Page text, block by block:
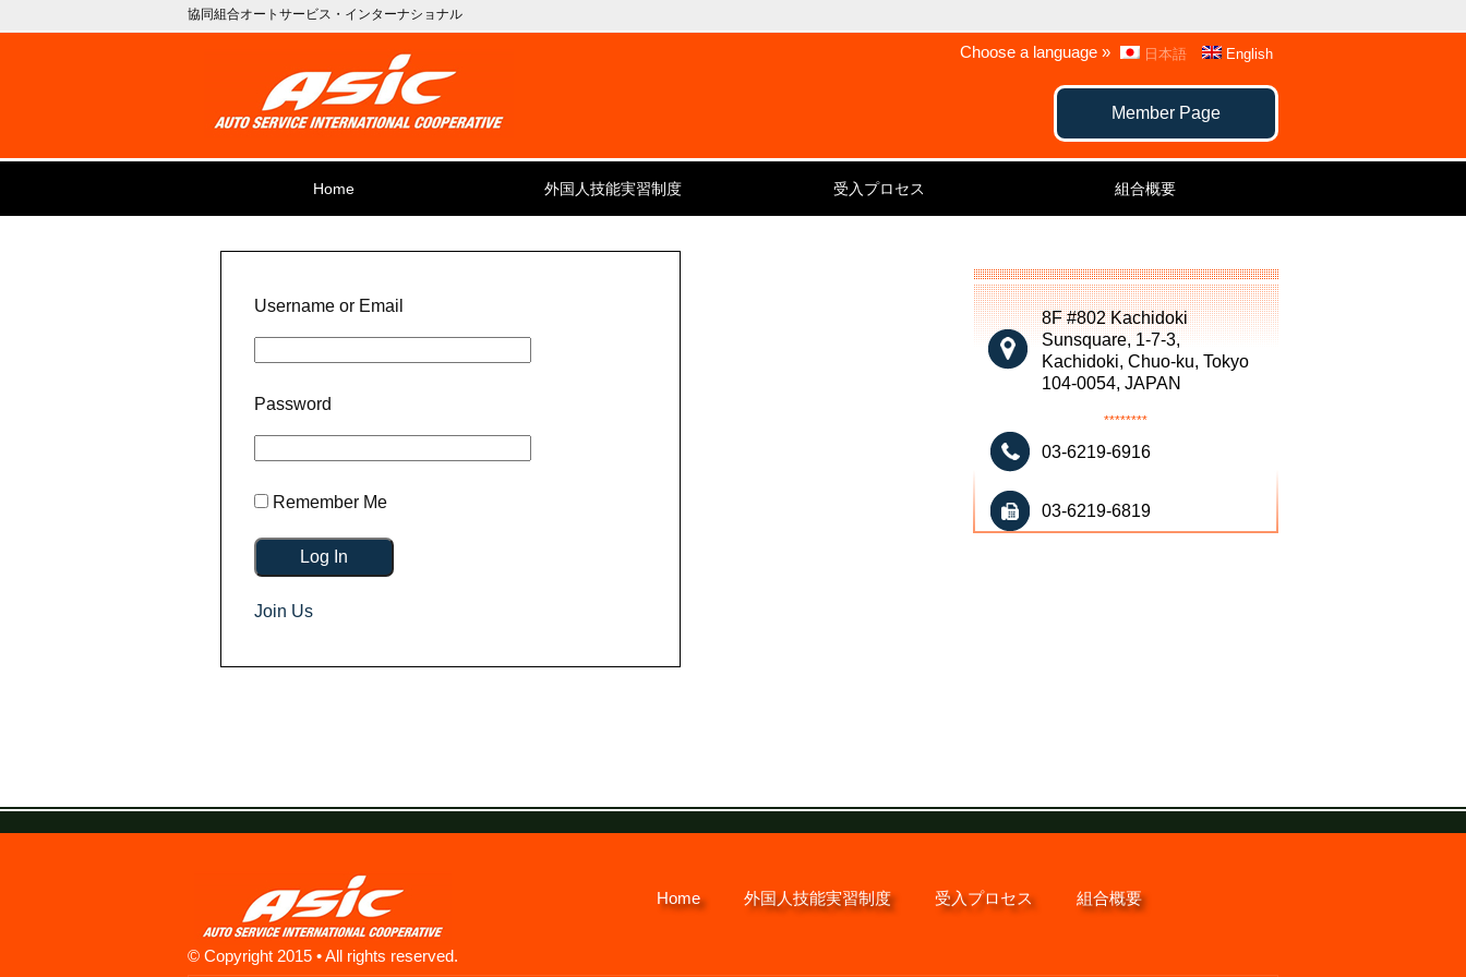
協同組合オートサービス・インターナショナル
Choose a language » 日本語 English
Member Page
Home 外国人技能実習制度 受入プロセス 組合概要
Username or Email
Password
Remember Me
Join Us
8F #802 Kachidoki
Sunsquare, 1-7-3,
Kachidoki, Chuo-ku, Tokyo
104-0054, JAPAN
********
03-6219-6916
03-6219-6819
© Copyright 2015 • All rights reserved.
Home 外国人技能実習制度 受入プロセス 組合概要